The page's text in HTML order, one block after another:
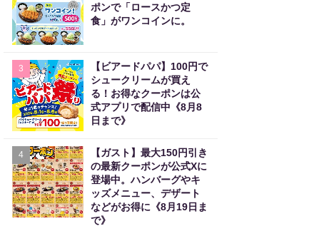
ポンで「ロースかつ定
食」がワンコインに。
3
【ビアードパパ】100円で
シュークリームが買え
る！お得なクーポンは公
式アプリで配信中《8月8
日まで》
4
【ガスト】最大150円引き
の最新クーポンが公式Xに
登場中。ハンバーグやキ
ッズメニュー、デザート
などがお得に《8月19日ま
で》